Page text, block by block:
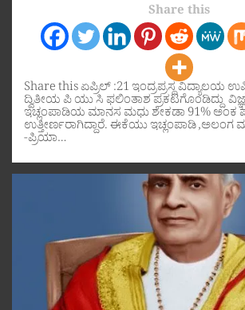
Share this
Share this ಏಪ್ರಿಲ್ :21 ಇಂದ್ರಪ್ರಸ್ಥ ವಿದ್ಯಾಲಯ
ದ್ವಿತೀಯ ಪಿ ಯು ಸಿ ಫಲಿಂತಾಶ ಪ್ರಕಟಗೊಂಡಿದ್ದು
ಇಚ್ಲಂಪಾಡಿಯ ಮಾನಸ ಮಧು ಶೇಕಡಾ 91% ಅಂಕ
ಉತ್ತೀರ್ಣರಾಗಿದ್ದಾರೆ. ಈಕೆಯು ಇಚ್ಲಂಪಾಡಿ ,ಅಲಂಗ
-ಪ್ರಿಯಾ…